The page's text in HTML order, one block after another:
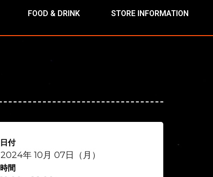
FOOD & DRINK STORE INFORMATION
日付
2024年 10月 07日（月）
時間